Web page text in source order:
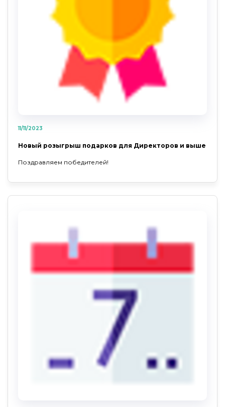
11/11/2023
Новый розыгрыш подарков для Директоров и выше
Поздравляем победителей!